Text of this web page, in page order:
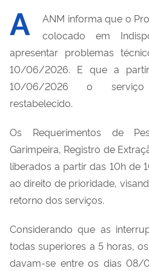
A
ANM informa que o
colocado em
apresentar problemas
10/06/2026. E que a
10/06/2026 o serviço
restabelecido.
Os Requerimentos de
Garimpeira, Registro de
liberados a partir das 10h
ao direito de prioridade,
retorno dos serviços.
Considerando que as
todas superiores a 5 horas,
davam-se entre os dias